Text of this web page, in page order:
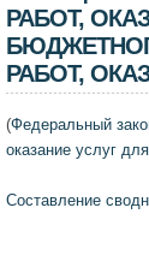
РАБОТ,
РАБОТ,
(Федеральный
оказание услуг
Составление